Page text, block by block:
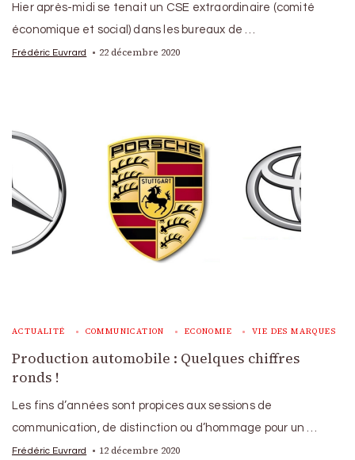
Hier après-midi se tenait un CSE extraordinaire (comité
économique et social) dans les bureaux de …
Frédéric Euvrard 22 décembre 2020
ACTUALITÉ COMMUNICATION ECONOMIE VIE DES MARQUES
Production automobile : Quelques chiffres
ronds !
Les fins d’années sont propices aux sessions de
communication, de distinction ou d’hommage pour un …
Frédéric Euvrard 12 décembre 2020